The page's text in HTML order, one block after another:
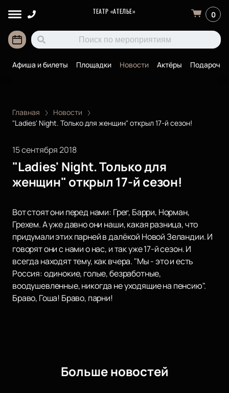
ТЕАТР «АТЕЛЬЕ» 0
Афиша и билеты Площадки Новости Актёры
Главная
Новости
"Ladies' Night. Только для женщин" открыл 17-й сезон!
15 сентября 2018
"Ladies' Night. Только для
женщин" открыл 17-й сезон!
Вот стоят они перед нами: Грег, Барри, Норман,
Грехем. А уже давно они наши, какая разница, что
придумали этих парней в далёкой Новой Зеландии. И
говорят они с нами о нас, и так уже 17-й сезон. И
всегда находят тему, как вчера. "Мы - это и есть
Россия: одинокие, голые, безработные,
воодушевленные, никогда не уходящие на пенсию".
Браво, Гоша! Браво, парни!
Больше новостей